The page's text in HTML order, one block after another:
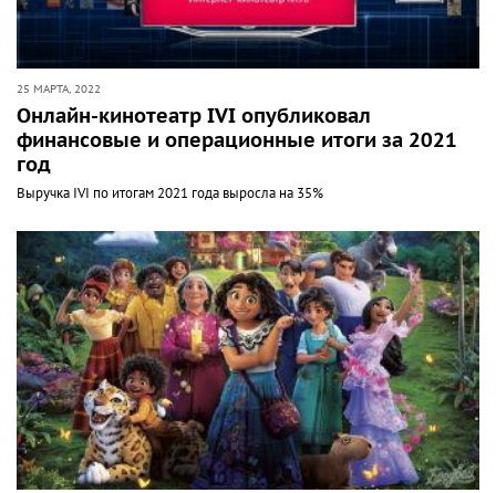
25 МАРТА, 2022
Онлайн-кинотеатр IVI опубликовал
финансовые и операционные итоги за 2021
год
Выручка IVI по итогам 2021 года выросла на 35%